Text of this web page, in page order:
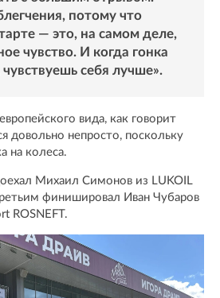
потому что
— это, на самом деле,
чувство. И когда гонка
чувствуешь себя лучше».
вида, как говорит
довольно непросто, поскольку
на колеса.
Михаил Симонов из LUKOIL
финишировал Иван Чубаров
ROSNEFT.